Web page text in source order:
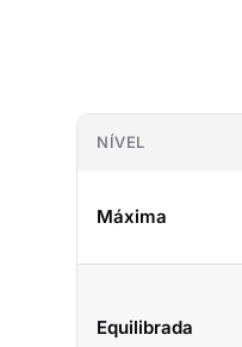
NÍVEL
Máxima
Equilibrada